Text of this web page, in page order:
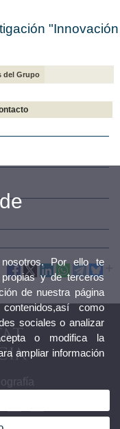
"Innovación
del Grupo
Por ello te
y de terceros
de nuestra página
como
sociales o analizar
o modifica la
ampliar información